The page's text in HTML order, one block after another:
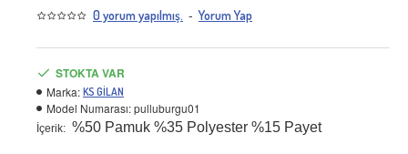
0 yorum yapılmış. - Yorum Yap
STOKTA VAR
Marka: KS GİLAN
Model Numarası:pulluburgu01
İçerik: %50 Pamuk %35 Polyester %15 Payet